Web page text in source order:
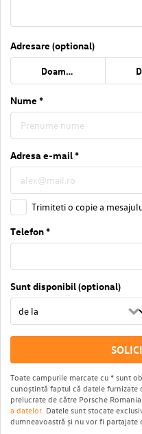
Adresare (optional)
Doamna
Nume *
Adresa e-mail *
Trimiteti o copie a
Telefon *
Sunt disponibil (optional)
Toate campurile marcate cu * sunt
cunoștintă faptul că datele
prelucrate de către Porsche
a datelor. Datele sunt stocate
dumneavoastră și nu vor fi partajate